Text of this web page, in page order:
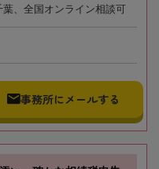
、全国オンライン相談可
事務所にメールする